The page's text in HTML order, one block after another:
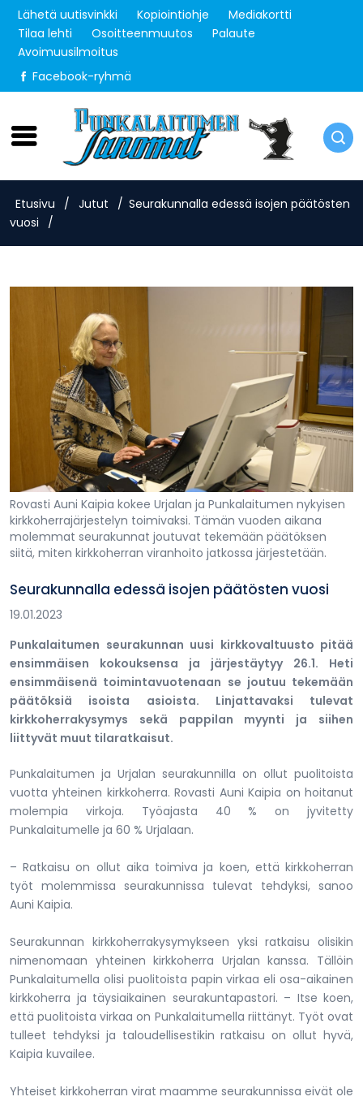
Lähetä uutisvinkki Kopiointiohje
Mediakortti
Tilaa lehti
Osoitteenmuutos
Palaute
Avoimuusilmoitus
Facebook-ryhmä
Torstai 6.8.2026
Etusivu / Jutut / Seurakunnalla edessä isojen päätösten
vuosi
/
Rovasti Auni Kaipia kokee Urjalan ja Punkalaitumen nykyisen
kirkkoherrajärjestelyn toimivaksi. Tämän vuoden aikana
molemmat seurakunnat joutuvat tekemään päätöksen
siitä, miten kirkkoherran viranhoito jatkossa järjestetään.
Seurakunnalla edessä isojen päätösten vuosi
19.01.2023
Punkalaitumen seurakunnan uusi kirkkovaltuusto pitää
ensimmäisen kokouksensa ja järjestäytyy 26.1. Heti
ensimmäisenä toimintavuotenaan se joutuu tekemään
päätöksiä isoista asioista. Linjattavaksi tulevat
kirkkoherrakysymys sekä pappilan myynti ja siihen
liittyvät muut tilaratkaisut.
Punkalaitumen ja Urjalan seurakunnilla on ollut puolitoista
vuotta yhteinen kirkkoherra. Rovasti Auni Kaipia on hoitanut
molempia virkoja. Työajasta 40 % on jyvitetty
Punkalaitumelle ja 60 % Urjalaan.
– Ratkaisu on ollut aika toimiva ja koen, että kirkkoherran
työt molemmissa seurakunnissa tulevat tehdyksi, sanoo
Auni Kaipia.
Seurakunnan kirkkoherrakysymykseen yksi ratkaisu olisikin
nimenomaan yhteinen kirkkoherra Urjalan kanssa. Tällöin
Punkalaitumella olisi puolitoista papin virkaa eli osa-aikainen
kirkkoherra ja täysiaikainen seurakuntapastori. – Itse koen,
että puolitoista virkaa on Punkalaitumella riittänyt. Työt ovat
tulleet tehdyksi ja taloudellisestikin ratkaisu on ollut hyvä,
Kaipia kuvailee.
Yhteiset kirkkoherran virat maamme seurakunnissa eivät ole